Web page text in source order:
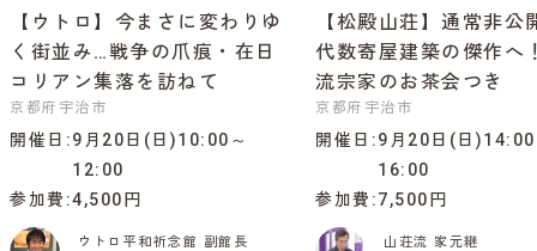
【ウトロ】今まさに変わりゆ
く街並み…戦争の爪痕・在日
コリアン集落を訪ねて
京都府宇治市
開催日
9月20日(日)10:00～
12:00
参加費 4,500円
ウトロ平和祈念館 副館長
【松殿山荘】通常非公
代数寄屋建築の傑作へ
流宗家のお茶会つき
京都府宇治市
開催日
9月20日(日
16:00
参加費 7,500円
山荘流 家元継